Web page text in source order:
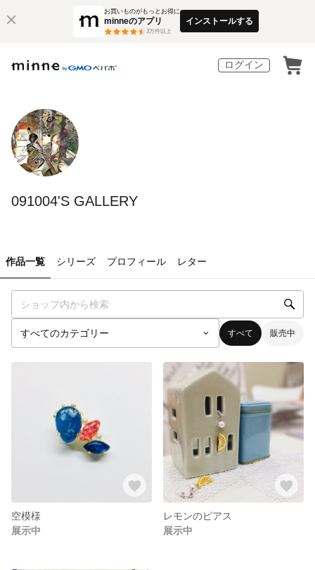
お買いものがもっとお得に
minneのアプリ
3万件以上
インストールする
ログイン
091004'S GALLERY
作品一覧 シリーズ プロフィール レター
すべて 販売中
空模様
展示中
レモンのピアス
展示中